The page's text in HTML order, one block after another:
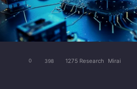
0 398 1275 Research Mirai